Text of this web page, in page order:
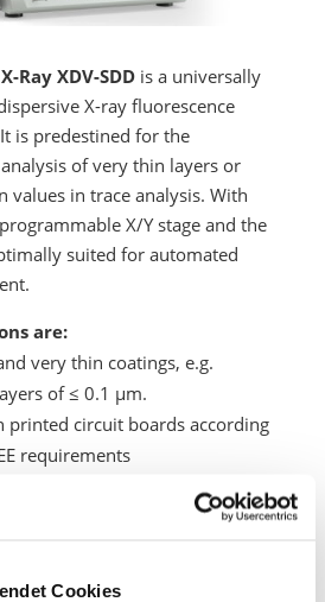
Cookies
Ray XDV-SDDis a universally
X-ray fluorescence
is predestined for the
of very thin layers or
values in trace analysis. With
X/Y stage and the
suited for automated
are:
very thin coatings, e.g.
of ≤ 0.1 µm.
printed circuit boards according
requirements